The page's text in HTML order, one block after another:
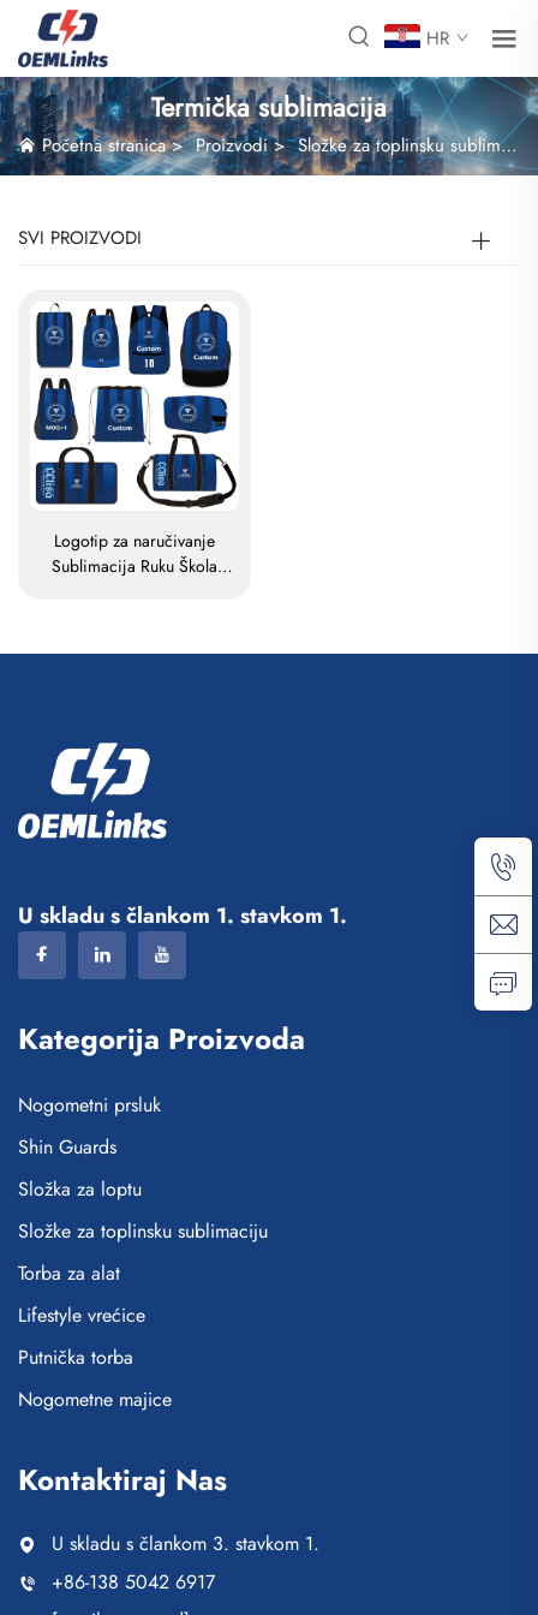
HR
Termička sublimacija
Početna stranica>Proizvodi>Složke za toplinsku sublimaciju
SVI PROIZVODI
Logotip za naručivanje
Sublimacija Ruku Škola
U skladu s člankom 1. stavkom 1.
Kategorija Proizvoda
Nogometni prsluk
Shin Guards
Složka za loptu
Složke za toplinsku sublimaciju
Torba za alat
Lifestyle vrećice
Putnička torba
Nogometne majice
Kontaktiraj Nas
U skladu s člankom 3. stavkom 1.
+86-138 5042 6917